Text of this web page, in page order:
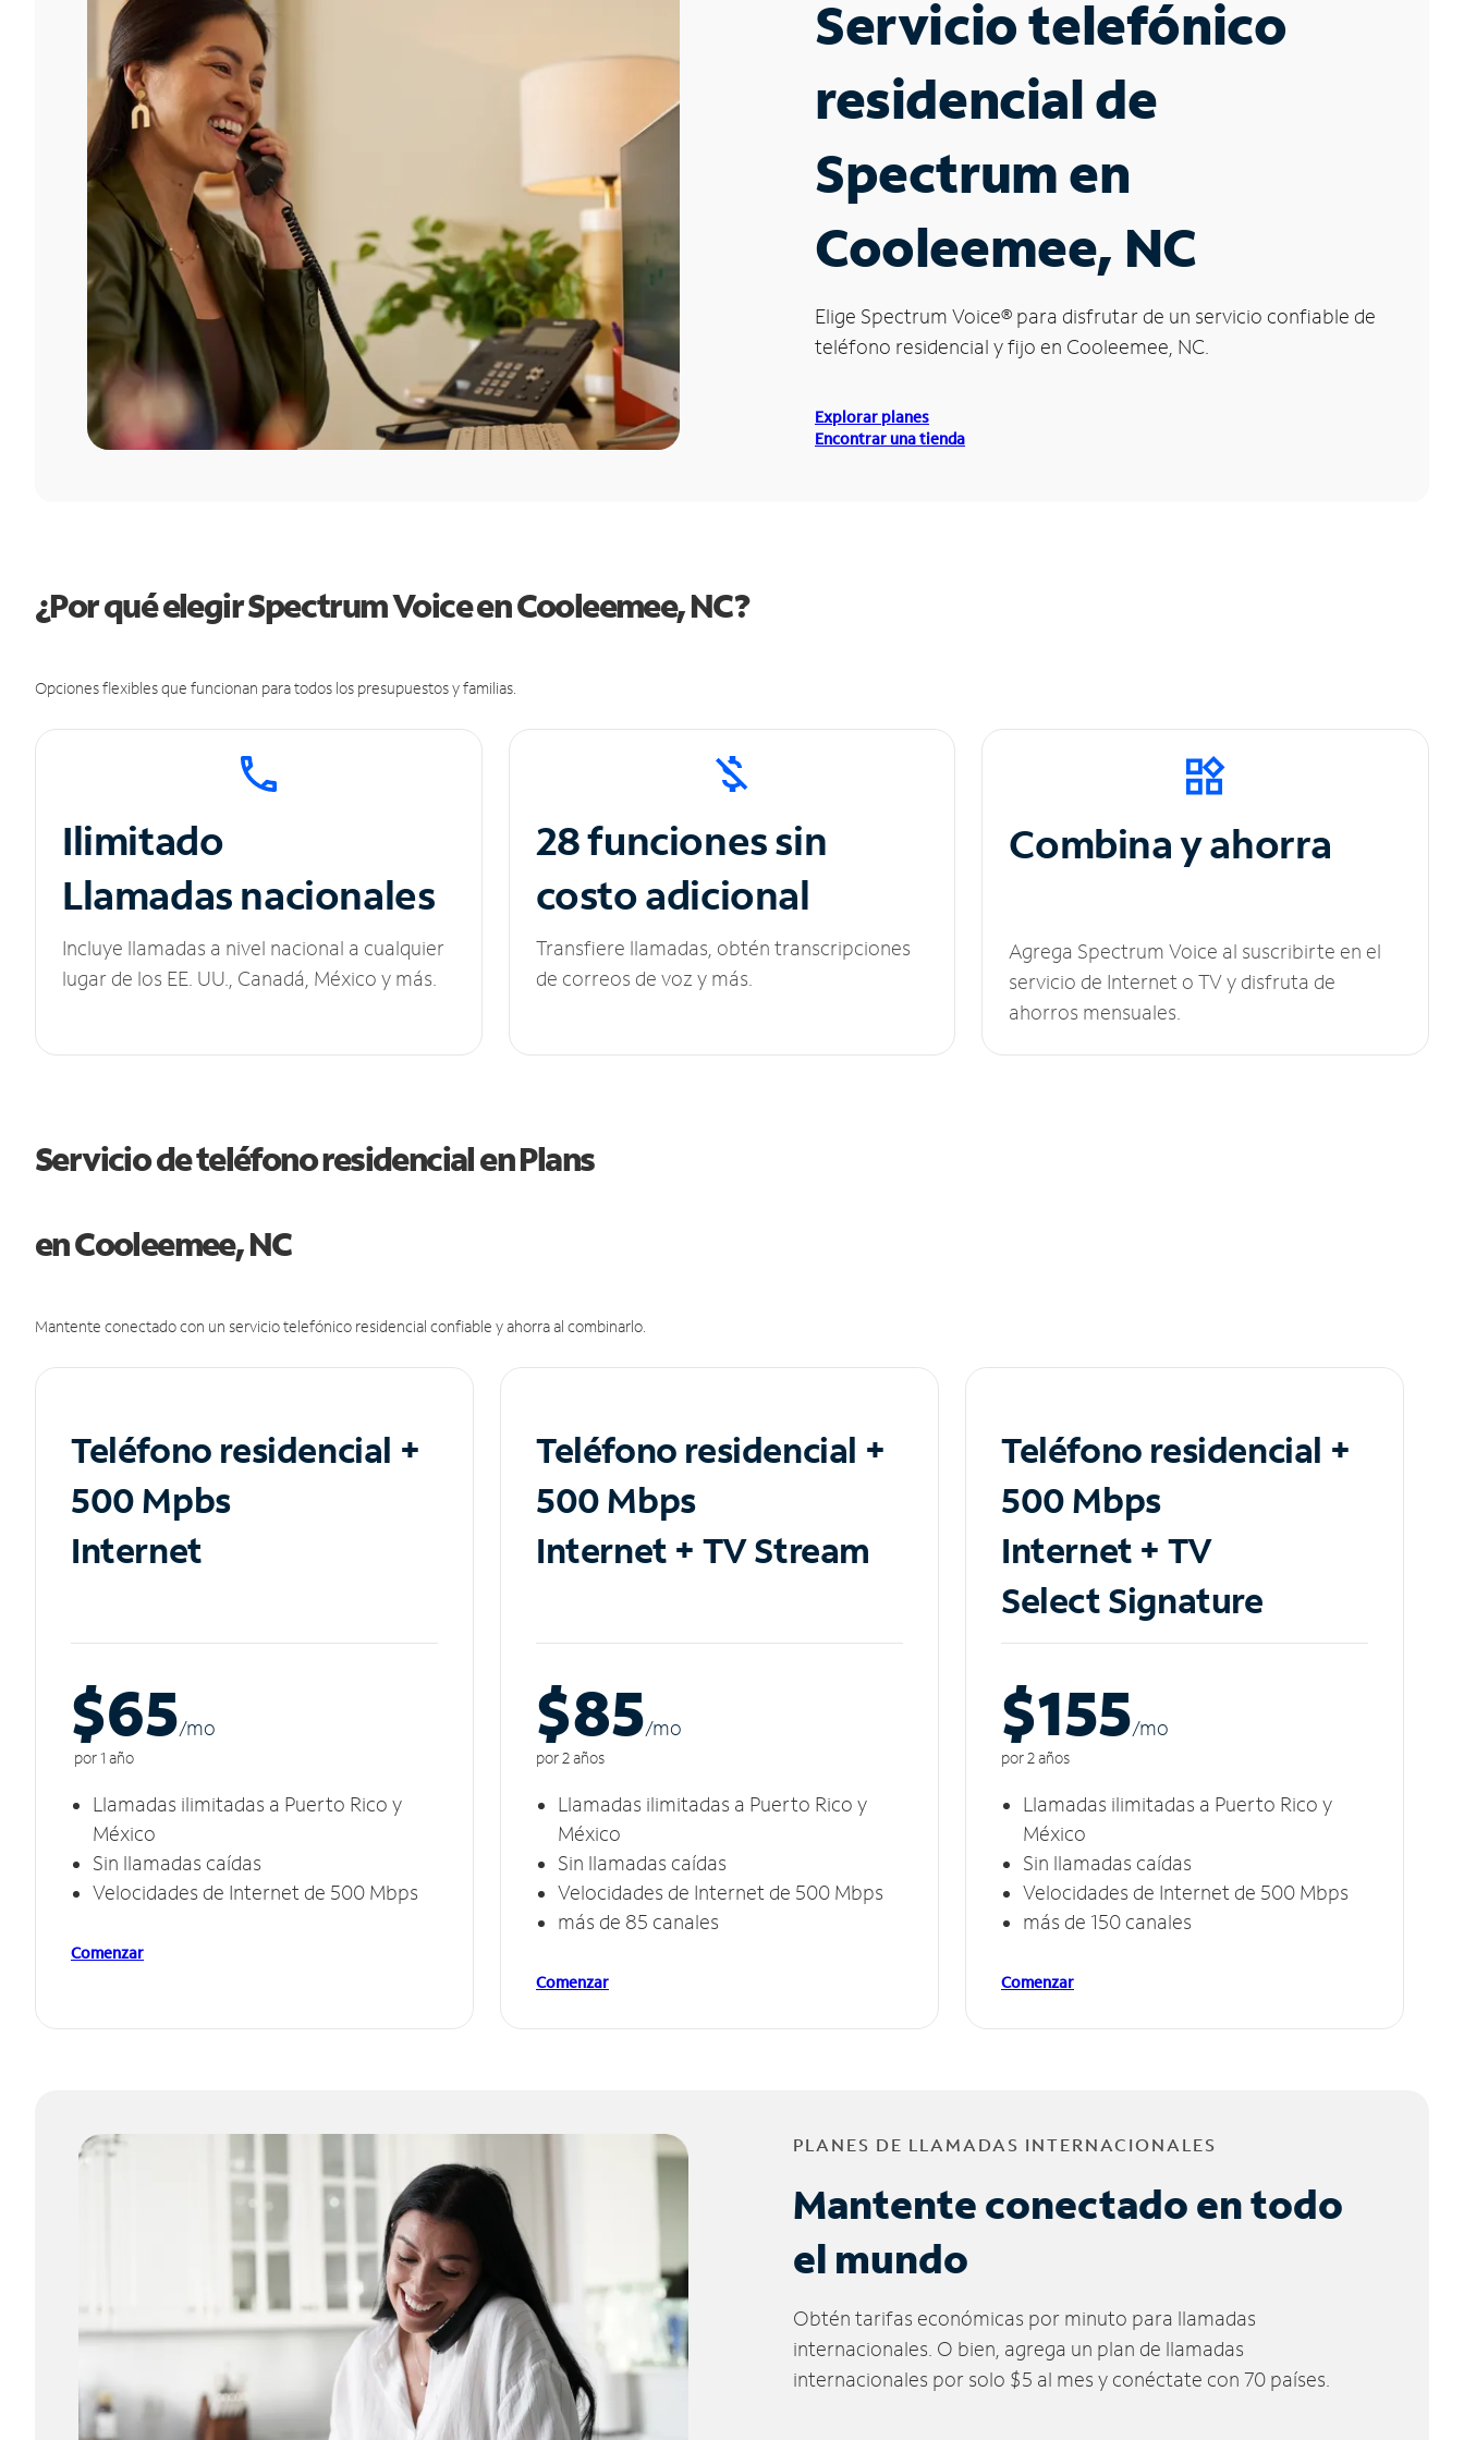
Servicio telefónico
residencial de
Spectrum en
Cooleemee, NC
Elige Spectrum Voice® para disfrutar de un servicio confiable de
teléfono residencial y fijo en Cooleemee, NC.
Explorar planes
Encontrar una tienda
¿Por qué elegir Spectrum Voice en Cooleemee, NC?
Opciones flexibles que funcionan para todos los presupuestos y familias.
Ilimitado
Llamadas nacionales
Incluye llamadas a nivel nacional a cualquier
lugar de los EE. UU., Canadá, México y más.
28 funciones sin
costo adicional
Transfiere llamadas, obtén transcripciones
de correos de voz y más.
Combina y ahorra
Agrega Spectrum Voice al suscribirte en el
servicio de Internet o TV y disfruta de
ahorros mensuales.
Servicio de teléfono residencial en Plans
en Cooleemee, NC
Mantente conectado con un servicio telefónico residencial confiable y ahorra al combinarlo.
Teléfono residencial +
500 Mpbs
Internet
$65/mo
por 1 año
Llamadas ilimitadas a Puerto Rico y
México
Sin llamadas caídas
Velocidades de Internet de 500 Mbps
Comenzar
Teléfono residencial +
500 Mbps
Internet + TV Stream
$85/mo
por 2 años
Llamadas ilimitadas a Puerto Rico y
México
Sin llamadas caídas
Velocidades de Internet de 500 Mbps
más de 85 canales
Comenzar
Teléfono residencial +
500 Mbps
Internet + TV
Select Signature
$155/mo
por 2 años
Llamadas ilimitadas a Puerto Rico y
México
Sin llamadas caídas
Velocidades de Internet de 500 Mbps
más de 150 canales
Comenzar
PLANES DE LLAMADAS INTERNACIONALES
Mantente conectado en todo
el mundo
Obtén tarifas económicas por minuto para llamadas
internacionales. O bien, agrega un plan de llamadas
internacionales por solo $5 al mes y conéctate con 70 países.